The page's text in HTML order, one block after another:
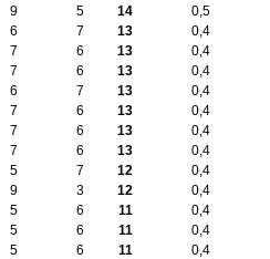
9 5 14 0,5
6 7 13 0,4
7 6 13 0,4
7 6 13 0,4
6 7 13 0,4
7 6 13 0,4
7 6 13 0,4
7 6 13 0,4
5 7 12 0,4
9 3 12 0,4
5 6 11 0,4
5 6 11 0,4
5 6 11 0,4